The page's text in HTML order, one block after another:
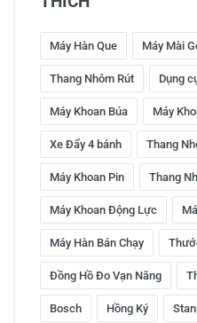
Máy Hàn Que Máy Mài
Thang Nhôm Rút Dụng
Máy Khoan Búa Máy
Xe Đẩy 4 bánh Thang
Máy Khoan Pin Thang
Máy Khoan Động Lực
Máy Hàn Bán Chạy
Đồng Hồ Đo Vạn Năng
Bosch Hồng Ký